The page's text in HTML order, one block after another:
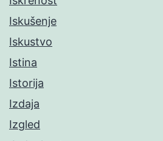
Iskušenje
Iskustvo
Istina
Istorija
Izdaja
Izgled